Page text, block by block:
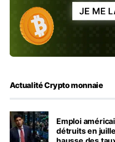
Actualité Crypto monnaie
Emploi
détruits en